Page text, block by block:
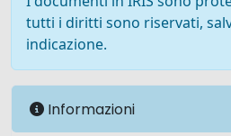
tutti i diritti sono riservati,
indicazione.
Informazioni